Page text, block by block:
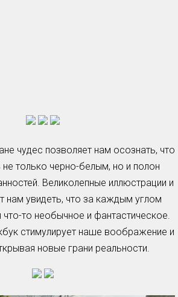
чудес позволяет нам осознать, что
только черно-белым, но и полон
Великолепные иллюстрации и
нам увидеть, что за каждым углом
то необычное и фантастическое.
стимулирует наше воображение и
новые грани реальности.